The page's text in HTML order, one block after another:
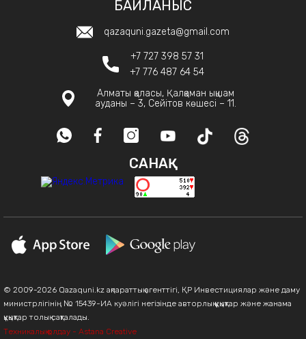
БАЙЛАНЫС
qazaquni.gazeta@gmail.com
+7 727 398 57 31
+7 776 487 64 54
Алматы қаласы, Қалқаман ықшам
ауданы – 3, Сейітов көшесі – 11.
САНАҚ
© 2009-2026 Qazaquni.kz ақпараттық агенттігі, ҚР Инвестициялар және даму
министрлігінің № 15439-ИА куәлігі негізінде авторлық құқықтар және жанама
құқықтар толық сақталады.
Техникалық қолдау - Astana Creative